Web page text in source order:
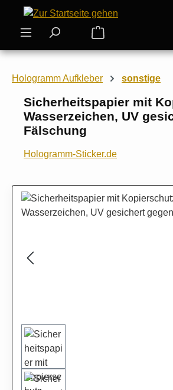
Zum Hauptinhalt springen
Warenkorb
Hologramm Aufkleber sonstige
Sicherheitspapier mit
Wasserzeichen, UV
Fälschung
Hologramm-Sticker.de
Bildergalerie überspringen